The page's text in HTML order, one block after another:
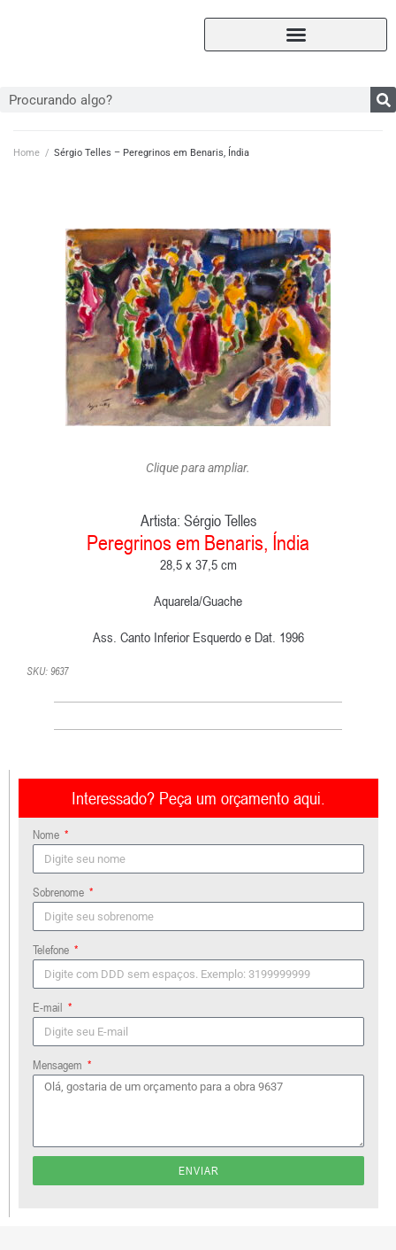
Home / Sérgio Telles – Peregrinos em Benaris, Índia
Clique para ampliar.
Artista: Sérgio Telles
Peregrinos em Benaris, Índia
28,5 x 37,5 cm
Aquarela/Guache
Ass. Canto Inferior Esquerdo e Dat. 1996
SKU: 9637
Interessado? Peça um orçamento aqui.
Nome
Sobrenome
Telefone
E-mail
Mensagem
ENVIAR